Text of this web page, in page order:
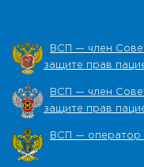
ВСП — член
защите прав
ВСП — член
защите прав
ВСП — оператор